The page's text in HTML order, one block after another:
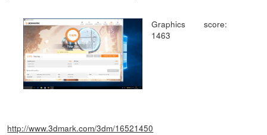
Graphics score:
1463
http://www.3dmark.com/3dm/16521450